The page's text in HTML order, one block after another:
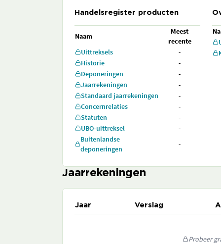
Handelsregister producten
Naam
Meest
recente
Uittreksels
-
Historie
-
Deponeringen
-
Jaarrekeningen
-
Standaard jaarrekeningen
-
Concernrelaties
-
Statuten
-
UBO-uittreksel
-
Buitenlandse
deponeringen
-
Jaarrekeningen
Jaar Verslag
Probeer